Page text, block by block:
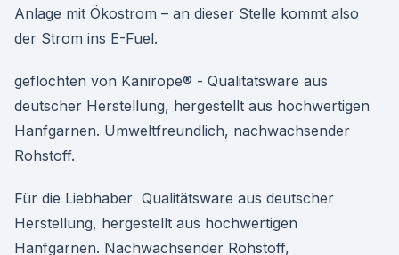
Anlage mit Ökostrom – an dieser Stelle kommt also
der Strom ins E-Fuel.
geflochten von Kanirope® - Qualitätsware aus
deutscher Herstellung, hergestellt aus hochwertigen
Hanfgarnen. Umweltfreundlich, nachwachsender
Rohstoff.
Für die Liebhaber Qualitätsware aus deutscher
Herstellung, hergestellt aus hochwertigen
Hanfgarnen. Nachwachsender Rohstoff,